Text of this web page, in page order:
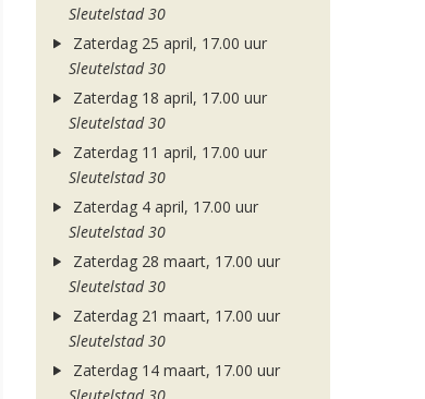
Sleutelstad 30
Zaterdag 25 april, 17.00 uur
Sleutelstad 30
Zaterdag 18 april, 17.00 uur
Sleutelstad 30
Zaterdag 11 april, 17.00 uur
Sleutelstad 30
Zaterdag 4 april, 17.00 uur
Sleutelstad 30
Zaterdag 28 maart, 17.00 uur
Sleutelstad 30
Zaterdag 21 maart, 17.00 uur
Sleutelstad 30
Zaterdag 14 maart, 17.00 uur